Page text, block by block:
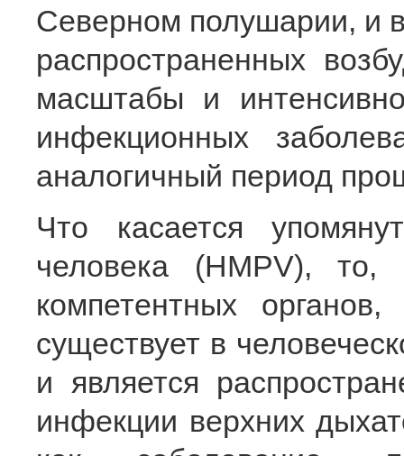
Северном полушарии, и
распространенных
масштабы и
инфекционных
аналогичный период
Что касается
человека (HMPV),
компетентных
существует в
и является
инфекции верхних